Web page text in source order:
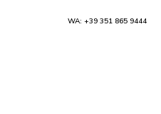
WA: +39 351 865 9444